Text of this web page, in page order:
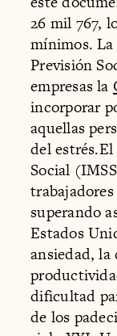
26 mil 767,
mínimos. La
Previsión
empresas la
incorporar
aquellas
del
Social
superando
Estados
ansiedad, la
dificultad
de los